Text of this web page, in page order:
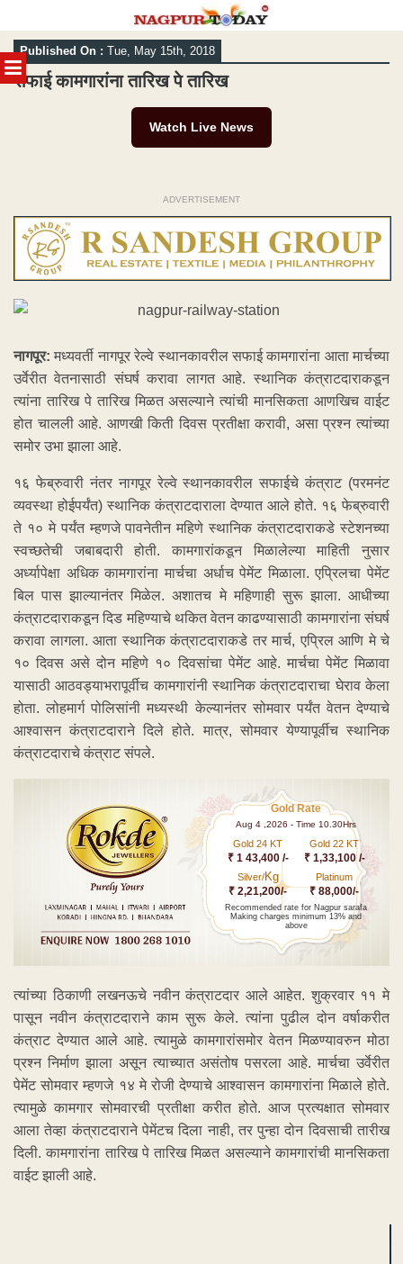
MENU
Skip
to
content
Published On : Tue, May 15th, 2018
सफाई कामगारांना तारिख पे तारिख
Watch Live News
ADVERTISEMENT
नागपूर: मध्यवर्ती नागपूर रेल्वे स्थानकावरील सफाई कामगारांना आता मार्चच्या
उर्वेरीत वेतनासाठी संघर्ष करावा लागत आहे. स्थानिक कंत्राटदाराकडून
त्यांना तारिख पे तारिख मिळत असल्याने त्यांची मानसिकता आणखिच वाईट
होत चालली आहे. आणखी किती दिवस प्रतीक्षा करावी, असा प्रश्न त्यांच्या
समोर उभा झाला आहे.
१६ फेब्रुवारी नंतर नागपूर रेल्वे स्थानकावरील सफाईचे कंत्राट (परमनंट
व्यवस्था होईपर्यंत) स्थानिक कंत्राटदाराला देण्यात आले होते. १६ फेब्रुवारी
ते १० मे पर्यंत म्हणजे पावनेतीन महिणे स्थानिक कंत्राटदाराकडे स्टेशनच्या
स्वच्छतेची जबाबदारी होती. कामगारांकडून मिळालेल्या माहिती नुसार
अर्ध्यापेक्षा अधिक कामगारांना मार्चचा अर्धाच पेमेंट मिळाला. एप्रिलचा पेमेंट
बिल पास झाल्यानंतर मिळेल. अशातच मे महिणाही सुरू झाला. आधीच्या
कंत्राटदाराकडून दिड महिण्याचे थकित वेतन काढण्यासाठी कामगारांना संघर्ष
करावा लागला. आता स्थानिक कंत्राटदाराकडे तर मार्च, एप्रिल आणि मे चे
१० दिवस असे दोन महिणे १० दिवसांचा पेमेंट आहे. मार्चचा पेमेंट मिळावा
यासाठी आठवड्याभरापूर्वीच कामगारांनी स्थानिक कंत्राटदाराचा घेराव केला
होता. लोहमार्ग पोलिसांनी मध्यस्थी केल्यानंतर सोमवार पर्यंत वेतन देण्याचे
आश्वासन कंत्राटदाराने दिले होते. मात्र, सोमवार येण्यापूर्वीच स्थानिक
कंत्राटदाराचे कंत्राट संपले.
Gold Rate
Aug 4 ,2026 - Time 10.30Hrs
Gold 24 KT
₹ 1 43,400 /-
Gold 22 KT
₹ 1,33,100 /-
Silver/Kg
₹ 2,21,200/-
Platinum
₹ 88,000/-
Recommended rate for Nagpur sarafa
Making charges minimum 13% and
above
त्यांच्या ठिकाणी लखनऊचे नवीन कंत्राटदार आले आहेत. शुक्रवार ११ मे
पासून नवीन कंत्राटदाराने काम सुरू केले. त्यांना पुढील दोन वर्षाकरीत
कंत्राट देण्यात आले आहे. त्यामुळे कामगारांसमोर वेतन मिळण्यावरुन मोठा
प्रश्न निर्माण झाला असून त्याच्यात असंतोष पसरला आहे. मार्चचा उर्वेरीत
पेमेंट सोमवार म्हणजे १४ मे रोजी देण्याचे आश्वासन कामगारांना मिळाले होते.
त्यामुळे कामगार सोमवारची प्रतीक्षा करीत होते. आज प्रत्यक्षात सोमवार
आला तेव्हा कंत्राटदाराने पेमेंटच दिला नाही, तर पुन्हा दोन दिवसाची तारीख
दिली. कामगारांना तारिख पे तारिख मिळत असल्याने कामगारांची मानसिकता
वाईट झाली आहे.